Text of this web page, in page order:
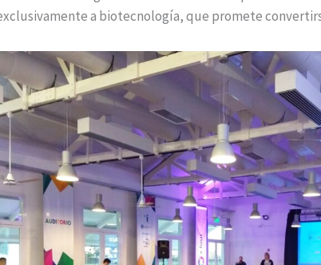
a biotecnología, que promete